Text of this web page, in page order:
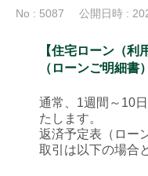
No : 5087 公開日時 :
【住宅ローン（
（ローンご明細書
通常、1週間～10
たします。
返済予定表（ロー
取引は以下の場合